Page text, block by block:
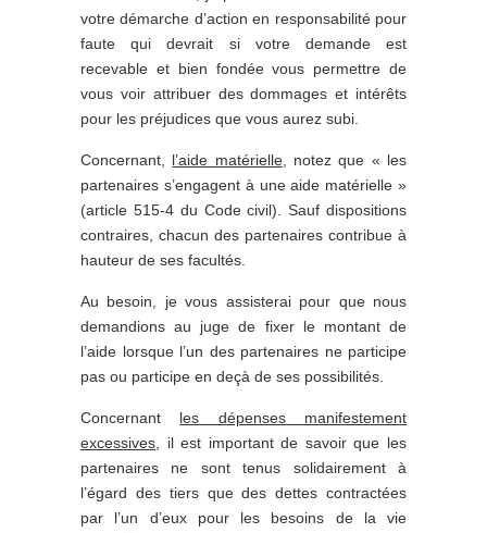
votre démarche d’action en responsabilité pour
faute qui devrait si votre demande est
recevable et bien fondée vous permettre de
vous voir attribuer des dommages et intérêts
pour les préjudices que vous aurez subi.
Concernant, l’aide matérielle, notez que « les
partenaires s’engagent à une aide matérielle »
(article 515-4 du Code civil). Sauf dispositions
contraires, chacun des partenaires contribue à
hauteur de ses facultés.
Au besoin, je vous assisterai pour que nous
demandions au juge de fixer le montant de
l’aide lorsque l’un des partenaires ne participe
pas ou participe en deçà de ses possibilités.
Concernant les dépenses manifestement
excessives , il est important de savoir que les
partenaires ne sont tenus solidairement à
l’égard des tiers que des dettes contractées
par l’un d’eux pour les besoins de la vie